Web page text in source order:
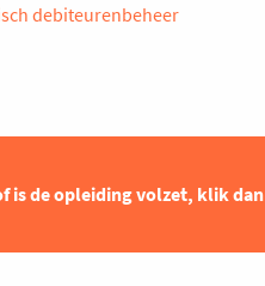
debiteurenbeheer
is de opleiding volzet, klik dan